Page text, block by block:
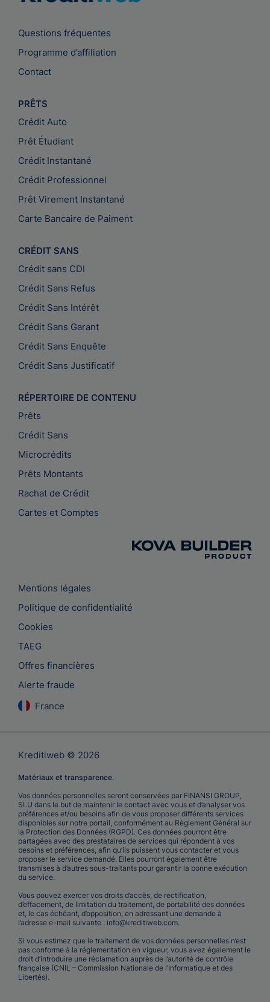
Questions fréquentes
Programme d’affiliation
Contact
PRÊTS
Crédit Auto
Prêt Étudiant
Crédit Instantané
Crédit Professionnel
Prêt Virement Instantané
Carte Bancaire de Paiment
CRÉDIT SANS
Crédit sans CDI
Crédit Sans Refus
Crédit Sans Intérêt
Crédit Sans Garant
Crédit Sans Enquête
Crédit Sans Justificatif
RÉPERTOIRE DE CONTENU
Prêts
Crédit Sans
Microcrédits
Prêts Montants
Rachat de Crédit
Cartes et Comptes
Mentions légales
Politique de confidentialité
Cookies
TAEG
Offres financières
Alerte fraude
France
Kreditiweb © 2026
Matériaux et transparence.
Vos données personnelles seront conservées par FINANSI GROUP,
SLU dans le but de maintenir le contact avec vous et d’analyser vos
préférences et/ou besoins afin de vous proposer différents services
disponibles sur notre portail, conformément au Règlement Général sur
la Protection des Données (RGPD). Ces données pourront être
partagées avec des prestataires de services qui répondent à vos
besoins et préférences, afin qu’ils puissent vous contacter et vous
proposer le service demandé. Elles pourront également être
transmises à d’autres sous-traitants pour garantir la bonne exécution
du service.
Vous pouvez exercer vos droits d’accès, de rectification,
d’effacement, de limitation du traitement, de portabilité des données
et, le cas échéant, d’opposition, en adressant une demande à
l’adresse e-mail suivante : info@kreditiweb.com.
Si vous estimez que le traitement de vos données personnelles n’est
pas conforme à la réglementation en vigueur, vous avez également le
droit d’introduire une réclamation auprès de l’autorité de contrôle
française (CNIL – Commission Nationale de l’Informatique et des
Libertés).